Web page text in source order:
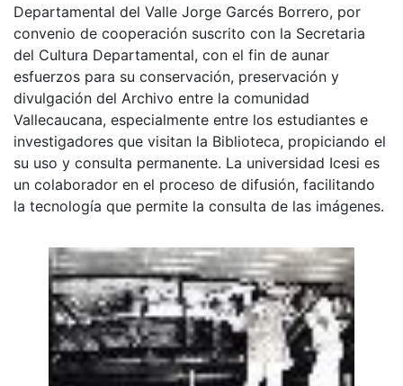
Departamental del Valle Jorge Garcés Borrero, por
convenio de cooperación suscrito con la Secretaria
del Cultura Departamental, con el fin de aunar
esfuerzos para su conservación, preservación y
divulgación del Archivo entre la comunidad
Vallecaucana, especialmente entre los estudiantes e
investigadores que visitan la Biblioteca, propiciando el
su uso y consulta permanente. La universidad Icesi es
un colaborador en el proceso de difusión, facilitando
la tecnología que permite la consulta de las imágenes.